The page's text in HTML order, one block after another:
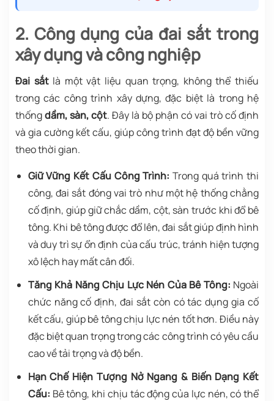
2. Công dụng của đai sắt trong
xây dụng và công nghiệp
Đai sắtlà một vật liệu quan trọng, không thể thiếu
trong các công trình xây dựng, đặc biệt là trong hệ
thốngdầm, sàn, cột. Đây là bộ phận có vai trò cố định
và gia cường kết cấu, giúp công trình đạt độ bền vững
theo thời gian.
Giữ Vững Kết Cấu Công Trình: Trong quá trình thi
công, đai sắt đóng vai trò như một hệ thống chằng
cố định, giúp giữ chắc dầm, cột, sàn trước khi đổ bê
tông. Khi bê tông được đổ lên, đai sắt giúp định hình
và duy trì sự ổn định của cấu trúc, tránh hiện tượng
xô lệch hay mất cân đối.
Tăng Khả Năng Chịu Lực Nén Của Bê Tông: Ngoài
chức năng cố định, đai sắt còn có tác dụng gia cố
kết cấu, giúp bê tông chịu lực nén tốt hơn. Điều này
đặc biệt quan trọng trong các công trình có yêu cầu
cao về tải trọng và độ bền.
Hạn Chế Hiện Tượng Nở Ngang & Biến Dạng Kết
Cấu: Bê tông, khi chịu tác động của lực nén, có thể